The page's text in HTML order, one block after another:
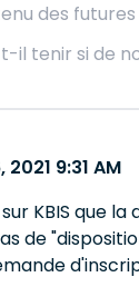
des
il tenir si de
9:31 AM
KBIS que
de